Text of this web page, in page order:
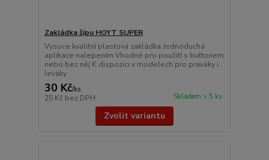
Zakládka šípu HOYT SUPER
Vysoce kvalitní plastová zakládka Jednoduchá
aplikace nalepením Vhodné pro použití s ​​buttonem
nebo bez něj K dispozici v modelech pro praváky i
leváky
30 Kč/ks
25 Kč bez DPH Skladem > 5 ks
Zvolit variantu